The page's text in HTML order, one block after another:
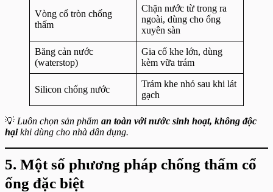
Vòng cổ tròn chống
thấm
Chặn nước từ trong ra
ngoài, dùng cho ống
xuyên sàn
Băng cản nước
(waterstop)
Gia cố khe lớn, dùng
kèm vữa trám
Silicon chống nước
Trám khe nhỏ sau khi lát
gạch
💡 Luôn chọn sản phẩm an toàn với nước sinh hoạt, không độc
hạikhi dùng cho nhà dân dụng.
5. Một số phương pháp chống thấm cổ
ống đặc biệt